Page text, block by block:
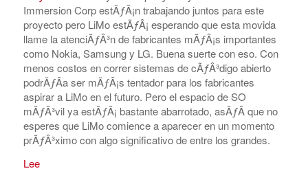
Immersion Corp estÃƒÂ¡n trabajando juntos para este
proyecto pero LiMo estÃƒÂ¡ esperando que esta movida
llame la atenciÃƒÂ³n de fabricantes mÃƒÂ¡s importantes
como Nokia, Samsung y LG. Buena suerte con eso. Con
menos costos en correr sistemas de cÃƒÂ³digo abierto
podrÃƒÂ­a ser mÃƒÂ¡s tentador para los fabricantes
aspirar a LiMo en el futuro. Pero el espacio de SO
mÃƒÂ³vil ya estÃƒÂ¡ bastante abarrotado, asÃƒÂ­ que no
esperes que LiMo comience a aparecer en un momento
prÃƒÂ³ximo con algo significativo de entre los grandes.
Lee